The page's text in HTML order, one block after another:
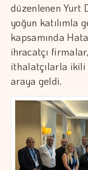
düzenlenen Yurt
yoğun katılımla
kapsamında
ihracatçı
ithalatçılarla
araya geldi.